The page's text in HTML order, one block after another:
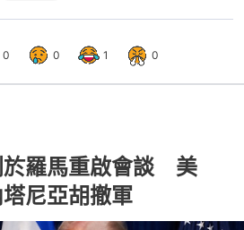
0 0 1 0
於羅馬重啟會談 美
尼亞胡撤軍